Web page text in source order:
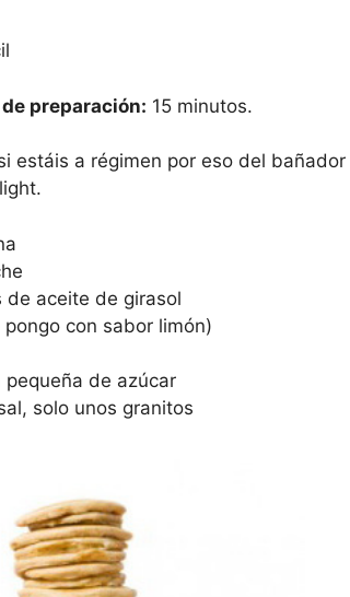
preparación: 15 minutos.
estáis a régimen por eso del
de aceite de girasol
pongo con sabor limón)
pequeña de azúcar
solo unos granitos